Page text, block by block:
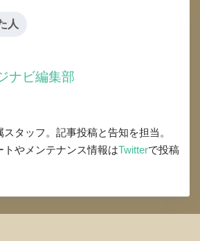
人
ナビ編集部
タッフ。記事投稿と告知を担当。
やメンテナンス情報はTwitterで投稿